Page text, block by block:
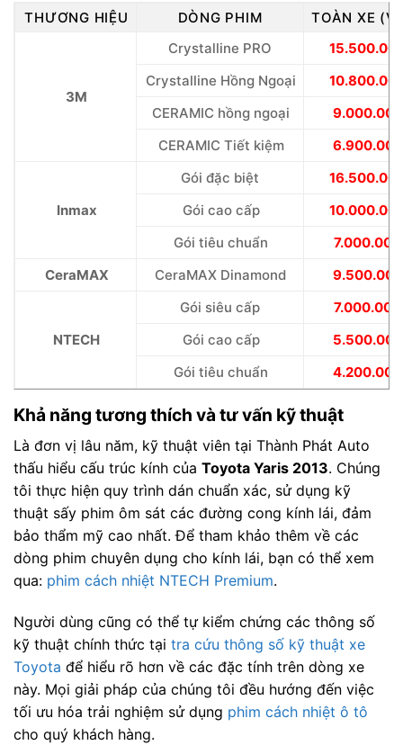
THƯƠNG HIỆU DÒNG PHIM TOÀN XE
3M
Crystalline PRO
Crystalline Hồng Ngoại
CERAMIC hồng ngoại
9.000.000
CERAMIC Tiết kiệm
6.900.000
Inmax
Gói đặc biệt
Gói cao cấp
Gói tiêu chuẩn
7.000.000
CeraMAX
CeraMAX Dinamond 9.500.000
NTECH
Gói siêu cấp
7.000.000
Gói cao cấp
5.500.000
Gói tiêu chuẩn
4.200.000
Khả năng tương thích và tư vấn kỹ thuật
Là đơn vị lâu năm, kỹ thuật viên tại Thành Phát Auto
thấu hiểu cấu trúc kính của Toyota Yaris 2013. Chúng
tôi thực hiện quy trình dán chuẩn xác, sử dụng kỹ
thuật sấy phim ôm sát các đường cong kính lái, đảm
bảo thẩm mỹ cao nhất. Để tham khảo thêm về các
dòng phim chuyên dụng cho kính lái, bạn có thể xem
qua: phim cách nhiệt NTECH Premium.
Người dùng cũng có thể tự kiểm chứng các thông số
kỹ thuật chính thức tại tra cứu thông số kỹ thuật xe
Toyota để hiểu rõ hơn về các đặc tính trên dòng xe
này. Mọi giải pháp của chúng tôi đều hướng đến việc
tối ưu hóa trải nghiệm sử dụng phim cách nhiệt ô tô
cho quý khách hàng.